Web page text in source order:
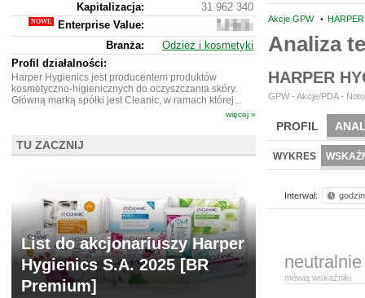
Akcje GPW •
Analiza
HARPER
GPW - Akcje/PDA -
PROFIL
BR LAB
WYKRES
Interwał:
neutralnie
mówią wskaźniki
Kapitalizacja:
31 962 340
Enterprise Value:
131
605
340
Branża:
Odzież i kosmetyki
Profil działalności:
Harper Hygienics jest producentem produktów
kosmetyczno-higienicznych do oczyszczania skóry.
Główną marką spółki jest Cleanic, w ramach której...
więcej »
TU ZACZNIJ
List do akcjonariuszy Harper
Hygienics S.A. 2025 [BR
Premium]